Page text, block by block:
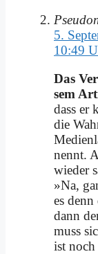
5.
10:49
Das
sem
dass er
die
nennt.
wie­der
»Na,
es
dann
muss
ist